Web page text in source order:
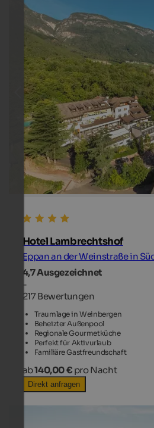
Hotel Lambrechtshof
Eppan an der Weinstraße in
4,7Ausgezeichnet
-
217 Bewertungen
Traumlage in Weinbergen
Beheizter Außenpool
Regionale Gourmetküche
Perfekt für Aktivurlaub
Familiäre Gastfreundschaft
ab140,00 € pro Nacht
Direkt anfragen